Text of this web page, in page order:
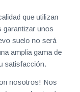
que utilizan
garantizar unos
suelo no será
amplia gama de
satisfacción.
nosotros! Nos